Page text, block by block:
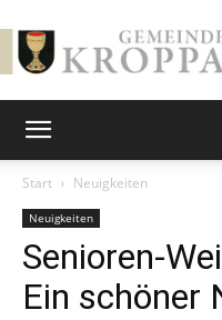
Start Neuigkeiten
Neuigkeiten
Senioren-
Ein schöner